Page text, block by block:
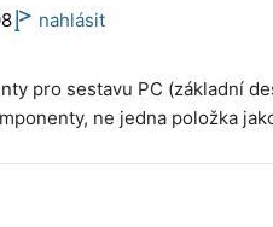
nahlásit
pro sestavu PC (základní
ne jedna položka